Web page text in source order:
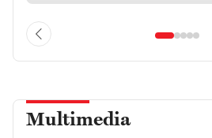
Multimedia